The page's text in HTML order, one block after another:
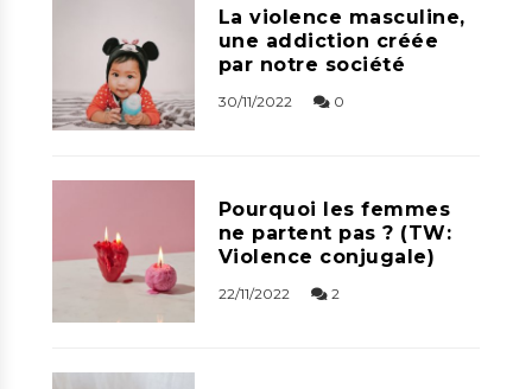
La violence masculine,
une addiction créée
par notre société
30/11/2022 0
Pourquoi les femmes
ne partent pas ? (TW:
Violence conjugale)
22/11/2022 2